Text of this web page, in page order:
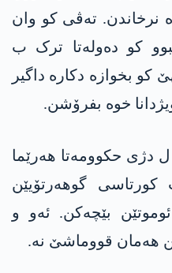
نرخاندن. تەڤی کو وان
کو دەولەتا ترک ب
کو بخوازە دکارە داگیر
خوە بفرۆشن.
ل دژی حکوومەتا ھەرێما
گوھەرتۆیێن
بێچەکن. ئەو و
ھەمان قووماشێ نە.